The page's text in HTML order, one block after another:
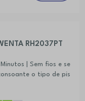
RH2037PT
| Sem fios e se
o tipo de pis